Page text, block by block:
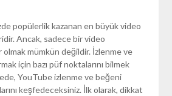
popülerlik kazanan en büyük video
Ancak, sadece bir video
mümkün değildir. İzlenme ve
için bazı püf noktalarını bilmek
YouTube izlenme ve beğeni
keşfedeceksiniz. İlk olarak, dikkat